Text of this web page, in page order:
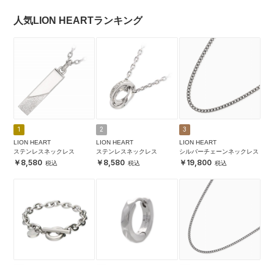
人気LION HEARTランキング
1
LION HEART
ステンレスネックレス
8,580
2
LION HEART
ステンレスネックレス
8,580
3
LION HEART
シルバーチェーンネックレス
19,800